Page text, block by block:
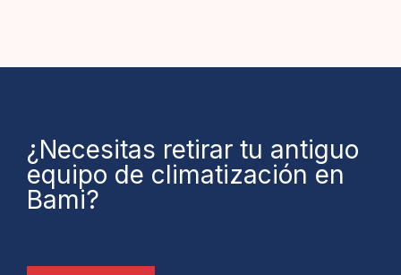
¿Necesitas retirar tu antiguo
equipo de climatización en
Bami?